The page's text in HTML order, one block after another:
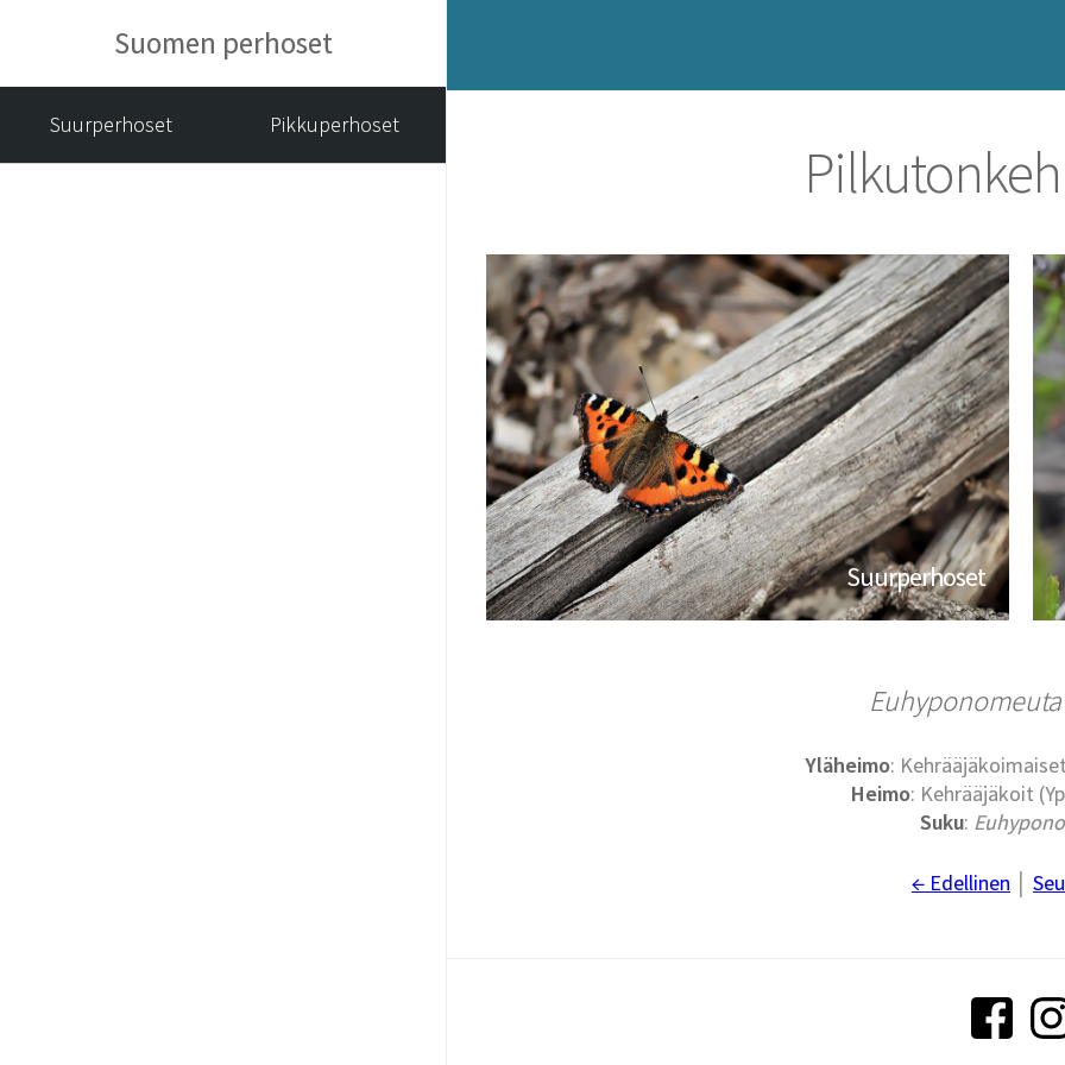
Suomen perhoset
Suurperhoset Pikkuperhoset
Suurperhoset
Yläheimo:
Heimo: Kehrääjäkoit
Suku:
← Edellinen